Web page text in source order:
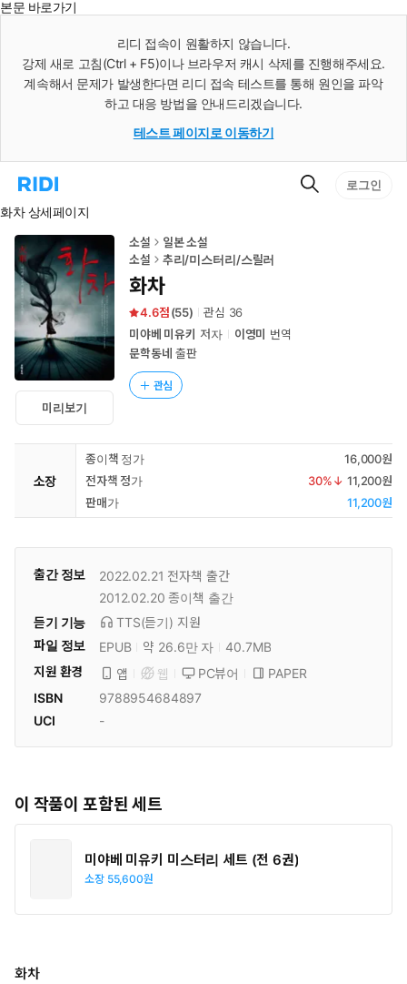
본문 바로가기
리디 접속이 원활하지 않습니다.
강제 새로 고침(Ctrl + F5)이나 브라우저 캐시 삭제를 진행해주세요.
계속해서 문제가 발생한다면 리디 접속 테스트를 통해 원인을 파악
하고 대응 방법을 안내드리겠습니다.
테스트 페이지로 이동하기
리
홈
로
이
동
검
로그인
화차 상세페이지
미리보기
소설
일본 소설
소설
추리/미스터리/스릴러
화차
4.6 (55) 관심 36
미야베 미유키
저자 이영미
번역
문학동네 출판
관심
소장
종이책 정가
16,000원
전자책 정가
30%↓ 11,200원
판매가
11,200원
출간 정보 2022.02.21 전자책 출간
2012.02.20 종이책 출간
듣기 기능
TTS(듣기) 지원
파일 정보
EPUB 약 26.6만 자
40.7MB
지원 환경
앱 웹 PC뷰어
PAPER
ISBN
9788954684897
UCI
-
이 작품이 포함된 세트
미야베 미유키 미스터리 세트 (전 6권)
소장 55,600원
화차